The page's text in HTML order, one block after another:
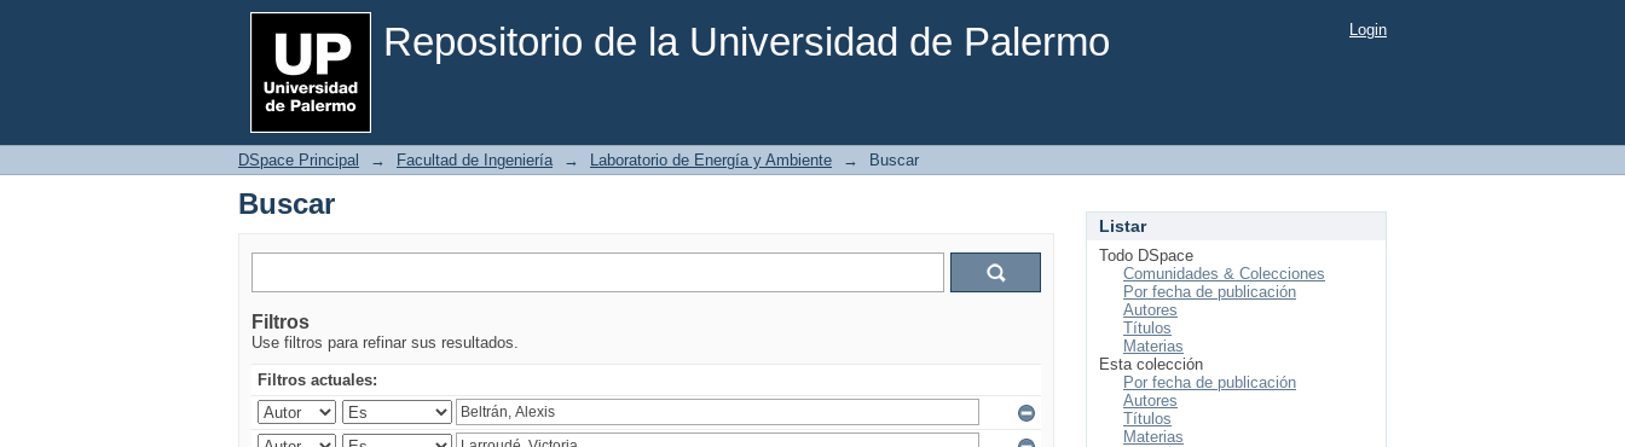
Repositorio de la Universidad de Palermo
Buscar Login
DSpace Principal → Facultad de Ingeniería → Laboratorio de Energía y Ambiente → Buscar
Buscar
Filtros
Use filtros para refinar sus resultados.
Filtros actuales:
Listar
Todo DSpace
Comunidades & Colecciones
Por fecha de publicación
Autores
Títulos
Materias
Esta colección
Por fecha de publicación
Autores
Títulos
Materias